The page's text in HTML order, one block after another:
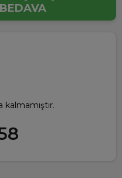
kalmamıştır.